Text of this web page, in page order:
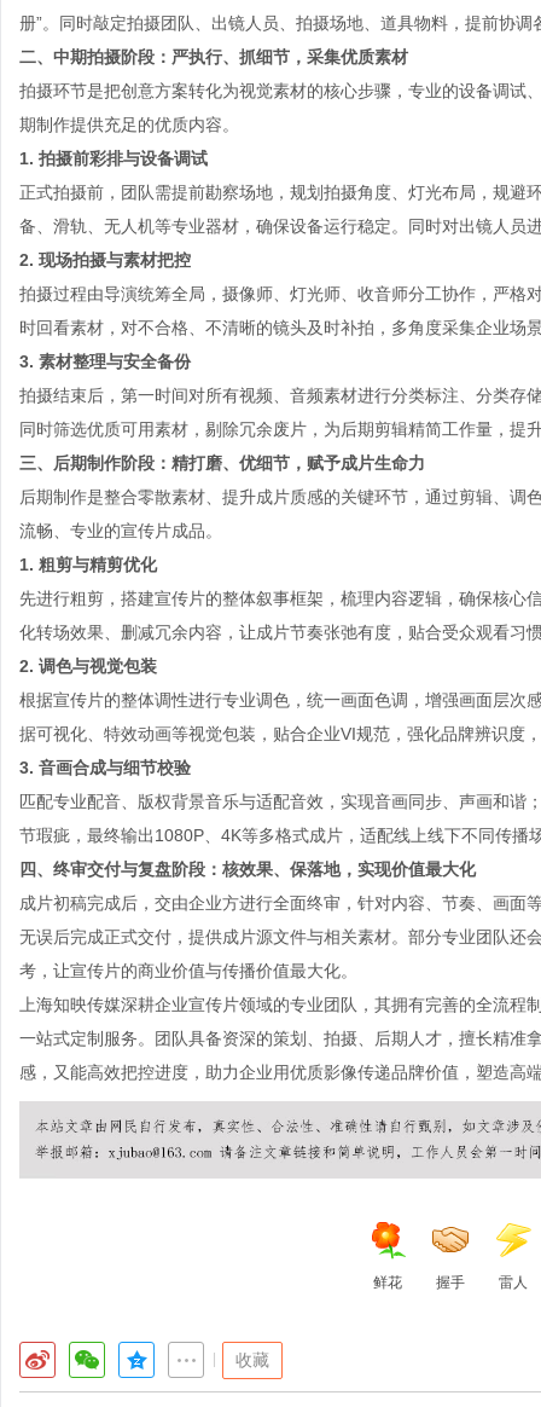
册”。同时敲定拍摄团队、出镜人员、拍摄场地、道具物料，提前协
二、中期拍摄阶段：严执行、抓细节，采集优质素材
拍摄环节是把创意方案转化为视觉素材的核心步骤，专业的设备调试
期制作提供充足的优质内容。
1. 拍摄前彩排与设备调试
正式拍摄前，团队需提前勘察场地，规划拍摄角度、灯光布局，规
备、滑轨、无人机等专业器材，确保设备运行稳定。同时对出镜人员
2. 现场拍摄与素材把控
拍摄过程由导演统筹全局，摄像师、灯光师、收音师分工协作，严格
时回看素材，对不合格、不清晰的镜头及时补拍，多角度采集企业
3. 素材整理与安全备份
拍摄结束后，第一时间对所有视频、音频素材进行分类标注、分类存
同时筛选优质可用素材，剔除冗余废片，为后期剪辑精简工作量，提
三、后期制作阶段：精打磨、优细节，赋予成片生命力
后期制作是整合零散素材、提升成片质感的关键环节，通过剪辑、
流畅、专业的宣传片成品。
1. 粗剪与精剪优化
先进行粗剪，搭建宣传片的整体叙事框架，梳理内容逻辑，确保核
化转场效果、删减冗余内容，让成片节奏张弛有度，贴合受众观看习
2. 调色与视觉包装
根据宣传片的整体调性进行专业调色，统一画面色调，增强画面层
据可视化、特效动画等视觉包装，贴合企业VI规范，强化品牌辨识度
3. 音画合成与细节校验
匹配专业配音、版权背景音乐与适配音效，实现音画同步、声画和
节瑕疵，最终输出1080P、4K等多格式成片，适配线上线下不同传播
四、终审交付与复盘阶段：核效果、保落地，实现价值最大化
成片初稿完成后，交由企业方进行全面终审，针对内容、节奏、画
无误后完成正式交付，提供成片源文件与相关素材。部分专业团队还
考，让宣传片的商业价值与传播价值最大化。
上海知映传媒深耕企业宣传片领域的专业团队，其拥有完善的全流程
一站式定制服务。团队具备资深的策划、拍摄、后期人才，擅长精准
感，又能高效把控进度，助力企业用优质影像传递品牌价值，塑造高
鲜花 握手 雷人
收藏